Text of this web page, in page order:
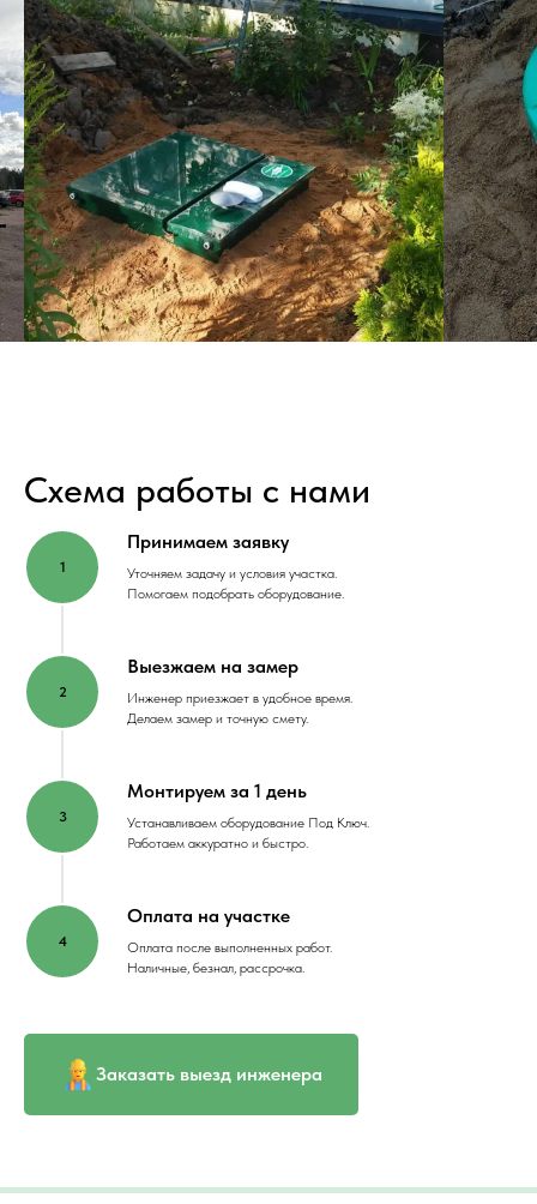
Схема работы с нами
Принимаем заявку
Уточняем задачу и условия участка.
Помогаем подобрать оборудование.
Выезжаем на замер
Инженер приезжает в удобное время.
Делаем замер и точную смету.
Монтируем за 1 день
Устанавливаем оборудование Под Ключ.
Работаем аккуратно и быстро.
Оплата на участке
Оплата после выполненных работ.
Наличные, безнал, рассрочка.
Заказать выезд инженера